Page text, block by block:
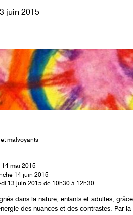
juin 2015
malvoyants
14 mai 2015
14 juin 2015
13 juin 2015 de 10h30 à 12h30
dans la nature, enfants et adultes,
des nuances et des contrastes. Par